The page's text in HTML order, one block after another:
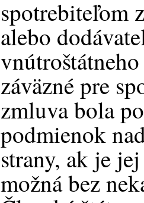
spotrebiteľom
alebo
záväzné pre
zmluva bola
podmienok
strany, ak je
možná bez